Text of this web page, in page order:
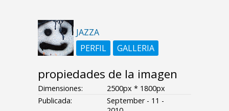
JAZZA
PERFIL
GALLERIA
propiedades de la imagen
Dimensiones:
2500px * 1800px
Publicada:
September - 11 -